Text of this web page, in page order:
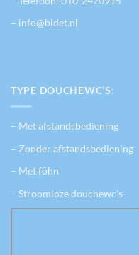
– info@bidet.nl
TYPE DOUCHEWC’S:
– Met afstandsbediening
– Zonder afstandsbediening
– Met föhn
– Stroomloze douchewc’s